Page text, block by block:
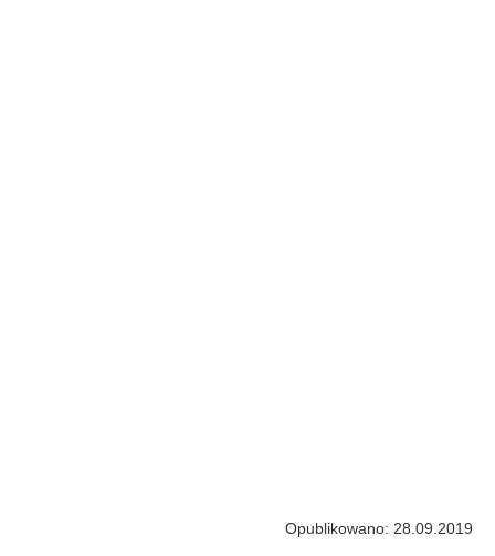
Opublikowano: 28.09.2019